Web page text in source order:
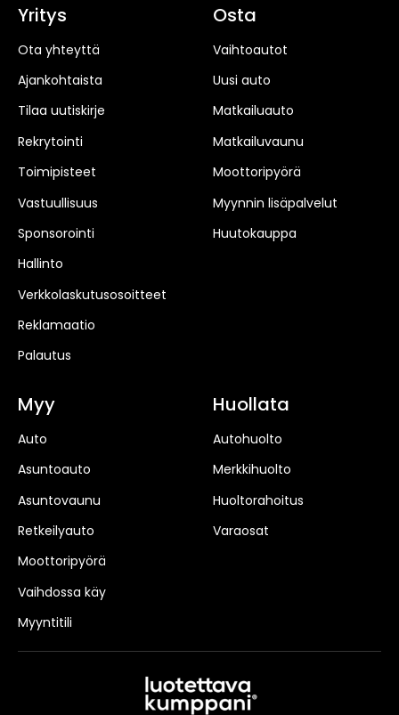
Yritys
Ota yhteyttä
Ajankohtaista
Tilaa uutiskirje
Rekrytointi
Toimipisteet
Vastuullisuus
Sponsorointi
Hallinto
Verkkolaskutusosoitteet
Reklamaatio
Palautus
Osta
Vaihtoautot
Uusi auto
Matkailuauto
Matkailuvaunu
Moottoripyörä
Myynnin lisäpalvelut
Huutokauppa
Myy
Auto
Asuntoauto
Asuntovaunu
Retkeilyauto
Moottoripyörä
Vaihdossa käy
Myyntitili
Huollata
Autohuolto
Merkkihuolto
Huoltorahoitus
Varaosat